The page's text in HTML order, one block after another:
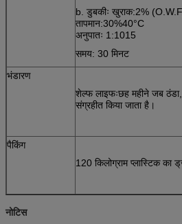
b. डुबकीः खुराक:2%
तापमान:30%40°C
अनुपातः 1:1015
समय: 30 मिनट
भंडारण
शेल्फ लाइफःछह महीने जब ठंडा,
संग्रहीत किया जाता है।
पैकिंग
120 किलोग्राम प्लास्टिक का
नोटिस